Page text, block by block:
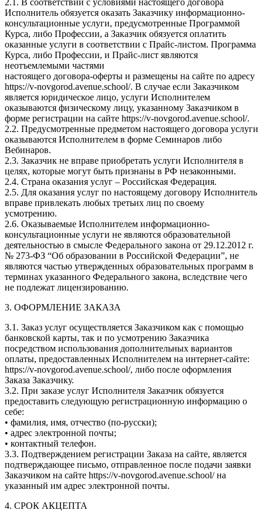
2.1. В соответствии с условиями настоящего договора
Исполнитель обязуется оказать Заказчику информационно-
консультационные услуги, предусмотренные Программой
Курса, либо Профессии, а Заказчик обязуется оплатить
оказанные услуги в соответствии с Прайс-листом. Программа
Курса, либо Профессии, и Прайс-лист являются
неотъемлемыми частями
настоящего договора-оферты и размещены на сайте по адресу
https://v-novgorod.avenue.school/. В случае если Заказчиком
является юридическое лицо, услуги Исполнителем
оказываются физическому лицу, указанному Заказчиком в
форме регистрации на сайте https://v-novgorod.avenue.school/.
2.2. Предусмотренные предметом настоящего договора услуги
оказываются Исполнителем в форме Семинаров либо
Вебинаров.
2.3. Заказчик не вправе приобретать услуги Исполнителя в
целях, которые могут быть признаны в РФ незаконными.
2.4. Страна оказания услуг – Российская Федерация.
2.5. Для оказания услуг по настоящему договору Исполнитель
вправе привлекать любых третьих лиц по своему
усмотрению.
2.6. Оказываемые Исполнителем информационно-
консультационные услуги не являются образовательной
деятельностью в смысле Федерального закона от 29.12.2012 г.
№ 273-ФЗ “Об образовании в Российской Федерации”, не
являются частью утвержденных образовательных программ в
терминах указанного Федерального закона, вследствие чего
не подлежат лицензированию.
3. ОФОРМЛЕНИЕ ЗАКАЗА
3.1. Заказ услуг осуществляется Заказчиком как с помощью
банковской карты, так и по усмотрению Заказчика
посредством использования дополнительных вариантов
оплаты, предоставленных Исполнителем на интернет-сайте:
https://v-novgorod.avenue.school/, либо после оформления
Заказа Заказчику.
3.2. При заказе услуг Исполнителя Заказчик обязуется
предоставить следующую регистрационную информацию о
себе:
• фамилия, имя, отчество (по-русски);
• адрес электронной почты;
• контактный телефон.
3.3. Подтверждением регистрации Заказа на сайте, является
подтверждающее письмо, отправленное после подачи заявки
Заказчиком на сайте https://v-novgorod.avenue.school/ на
указанный им адрес электронной почты.
4. СРОК АКЦЕПТА